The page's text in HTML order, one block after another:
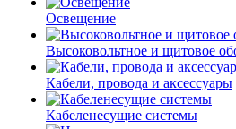
Освещение
Высоковольтное и щитовое
Кабели, провода и аксессуары
Кабеленесущие системы